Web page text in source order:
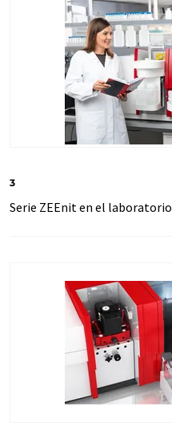
3
Serie ZEEnit en el laboratorio